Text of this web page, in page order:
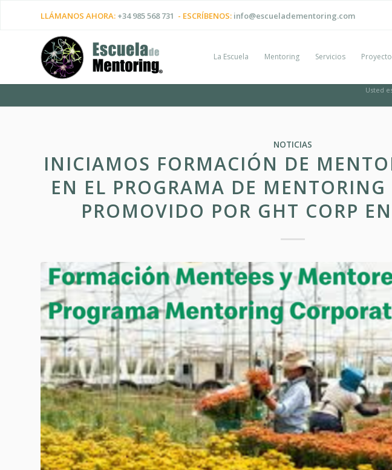
LLÁMANOS AHORA: +34 985 568 731 - ESCRÍBENOS: info@escueladementoring.com
La Escuela Mentoring Servicios
Usted
NOTICIAS
INICIAMOS FORMACIÓN DE
EN EL PROGRAMA DE MENTORING
PROMOVIDO POR GHT CORP